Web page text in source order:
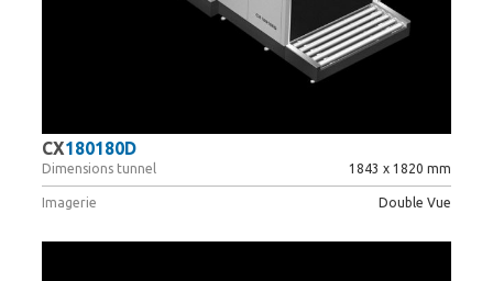
CX180180D
Dimensions tunnel 1843 x 1820 mm
Imagerie Double Vue